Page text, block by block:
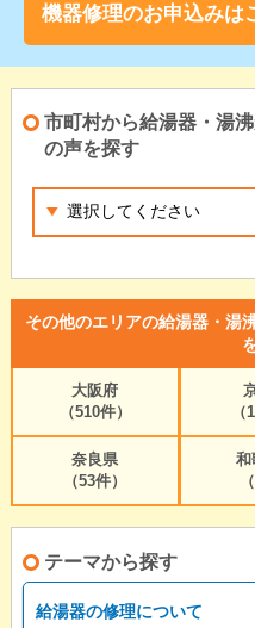
機器修理のお申込みは
市町村から給湯器・湯
の声を探す
その他のエリアの給湯器・湯
大阪府
（510件）
（
奈良県
（53件）
和
テーマから探す
給湯器の修理について